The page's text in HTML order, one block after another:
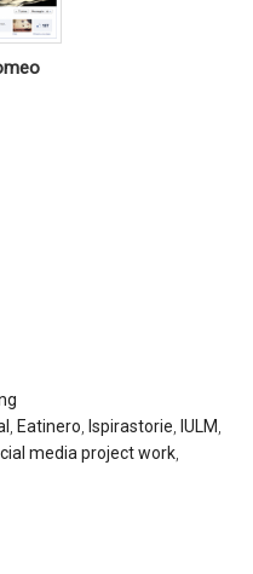
, Eatinero, Ispirastorie, IULM,
media project work,